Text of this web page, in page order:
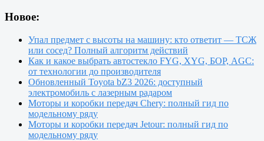
Новое:
Упал предмет с высоты на машину: кто ответит — ТСЖ
или сосед? Полный алгоритм действий
Как и какое выбрать автостекло FYG, XYG, БОР, AGC:
от технологии до производителя
Обновленный Toyota bZ3 2026: доступный
электромобиль с лазерным радаром
Моторы и коробки передач Chery: полный гид по
модельному ряду
Моторы и коробки передач Jetour: полный гид по
модельному ряду